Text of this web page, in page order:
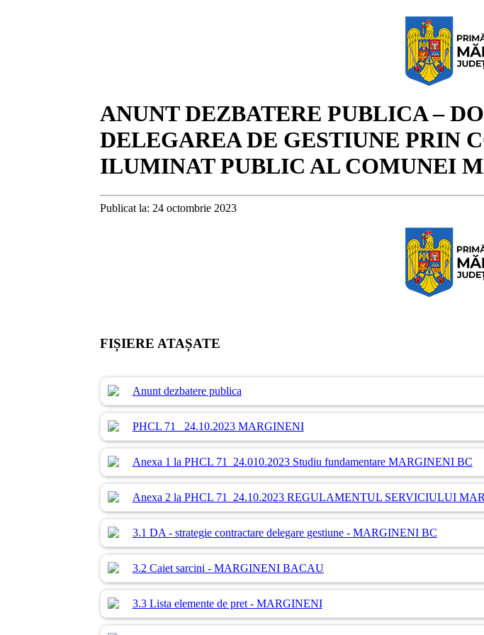
ANUNT DEZBATERE PUBLICA –
DELEGAREA DE GESTIUNE PRIN
ILUMINAT PUBLIC AL COMUNEI
Publicat la: 24 octombrie 2023
FIȘIERE ATAȘATE
Anunt dezbatere publica
PHCL 71 _24.10.2023 MARGINENI
Anexa 1 la PHCL 71_24.010.2023 Studiu fundamentare MARGINENI BC
Anexa 2 la PHCL 71_24.10.2023 REGULAMENTUL SERVICIULUI
3.1 DA - strategie contractare delegare gestiune - MARGINENI BC
3.2 Caiet sarcini - MARGINENI BACAU
3.3 Lista elemente de pret - MARGINENI